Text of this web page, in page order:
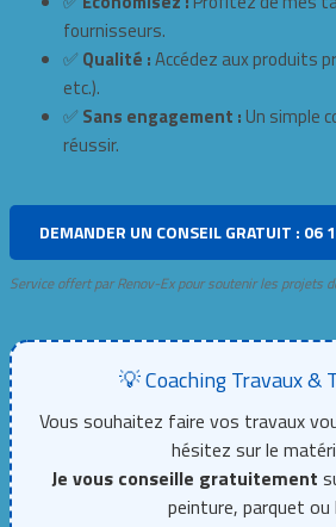
fournisseurs.
✅ Qualité :Accédez aux produits
etc.).
✅ Sans engagement : Un simple
réussir.
DEMANDER UN CONSEIL GRATUIT : 06
Service offert par Renov-Ex pour soutenir les projets
💡 Coaching Travaux &
Vous souhaitez faire vos travaux
hésitez sur le
Je vous conseille gratuitement
peinture, parquet ou